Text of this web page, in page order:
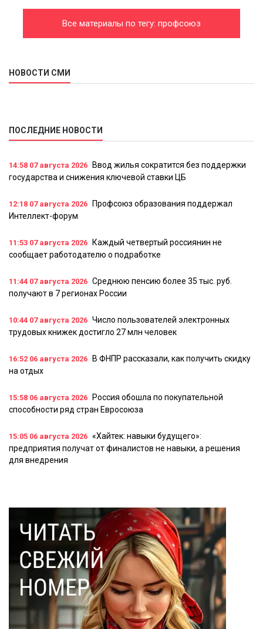
Все материалы по тегу: профсоюз
НОВОСТИ СМИ
ПОСЛЕДНИЕ НОВОСТИ
14:58 07 августа 2026
Ввод жилья сократится без поддержки
государства и снижения ключевой ставки ЦБ
12:18 07 августа 2026
Профсоюз образования поддержал
Интеллект-форум
11:53 07 августа 2026
Каждый четвертый россиянин не
сообщает работодателю о подработке
11:44 07 августа 2026 Среднюю пенсию более 35 тыс. руб.
получают в 7 регионах России
10:44 07 августа 2026 Число пользователей электронных
трудовых книжек достигло 27 млн человек
16:52 06 августа 2026
В ФНПР рассказали, как получить скидку
на отдых
15:58 06 августа 2026
Россия обошла по покупательной
способности ряд стран Евросоюза
15:05 06 августа 2026 «Хайтек: навыки будущего»:
предприятия получат от финалистов не навыки, а решения
для внедрения